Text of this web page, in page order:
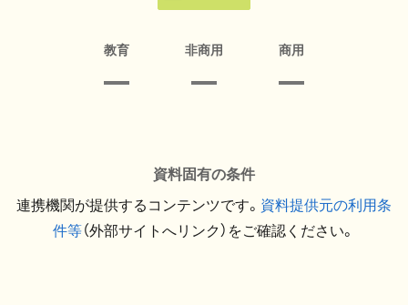
教育 非商用 商用
資料固有の条件
連携機関が提供するコンテンツです。 資料提供元の利用条
件等（外部サイトへリンク）をご確認ください。